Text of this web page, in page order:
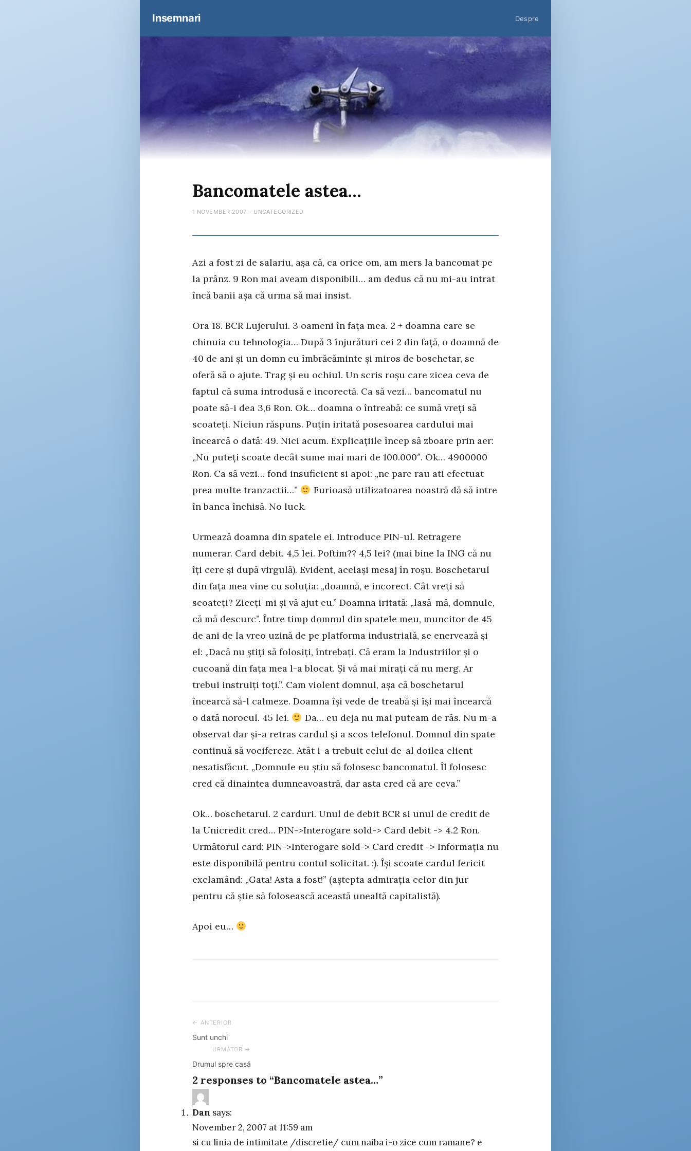
Insemnari Despre
Bancomatele astea…
1 NOVEMBER 2007 · UNCATEGORIZED
Azi a fost zi de salariu, așa că, ca orice om, am mers la bancomat pe
la prânz. 9 Ron mai aveam disponibili… am dedus că nu mi-au intrat
încă banii așa că urma să mai insist.
Ora 18. BCR Lujerului. 3 oameni în fața mea. 2 + doamna care se
chinuia cu tehnologia… După 3 înjurături cei 2 din față, o doamnă de
40 de ani și un domn cu îmbrăcăminte și miros de boschetar, se
oferă să o ajute. Trag și eu ochiul. Un scris roșu care zicea ceva de
faptul că suma introdusă e incorectă. Ca să vezi… bancomatul nu
poate să-i dea 3,6 Ron. Ok… doamna o întreabă: ce sumă vreți să
scoateți. Niciun răspuns. Puțin iritată posesoarea cardului mai
încearcă o dată: 49. Nici acum. Explicațiile încep să zboare prin aer:
„Nu puteți scoate decât sume mai mari de 100.000″. Ok… 4900000
Ron. Ca să vezi… fond insuficient si apoi: „ne pare rau ati efectuat
prea multe tranzactii…”
Furioasă utilizatoarea noastră dă să intre
în banca închisă. No luck.
Urmează doamna din spatele ei. Introduce PIN-ul. Retragere
numerar. Card debit. 4,5 lei. Poftim?? 4,5 lei? (mai bine la ING că nu
îți cere și după virgulă). Evident, același mesaj în roșu. Boschetarul
din fața mea vine cu soluția: „doamnă, e incorect. Cât vreți să
scoateți? Ziceți-mi și vă ajut eu.” Doamna iritată: „lasă-mă, domnule,
că mă descurc”. Între timp domnul din spatele meu, muncitor de 45
de ani de la vreo uzină de pe platforma industrială, se enervează și
el: „Dacă nu știți să folosiți, întrebați. Că eram la Industriilor și o
cucoană din fața mea l-a blocat. Și vă mai mirați că nu merg. Ar
trebui instruiți toți.”. Cam violent domnul, așa că boschetarul
încearcă să-l calmeze. Doamna își vede de treabă și își mai încearcă
o dată norocul. 45 lei.
Da… eu deja nu mai puteam de râs. Nu m-a
observat dar și-a retras cardul și a scos telefonul. Domnul din spate
continuă să vocifereze. Atât i-a trebuit celui de-al doilea client
nesatisfăcut. „Domnule eu știu să folosesc bancomatul. Îl folosesc
cred că dinaintea dumneavoastră, dar asta cred că are ceva.”
Ok… boschetarul. 2 carduri. Unul de debit BCR si unul de credit de
la Unicredit cred… PIN->Interogare sold-> Card debit -> 4.2 Ron.
Următorul card: PIN->Interogare sold-> Card credit -> Informația nu
este disponibilă pentru contul solicitat. :). Își scoate cardul fericit
exclamând: „Gata! Asta a fost!” (aștepta admirația celor din jur
pentru că știe să folosească această unealtă capitalistă).
Apoi eu…
Post
navigation
← ANTERIOR
Sunt unchi
URMĂTOR →
Drumul spre casă
2 responses to “Bancomatele astea…”
Dan says:
November 2, 2007 at 11:59 am
si cu linia de intimitate /discretie/ cum naiba i-o zice cum ramane? e